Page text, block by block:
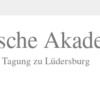
zu Lüdersburg